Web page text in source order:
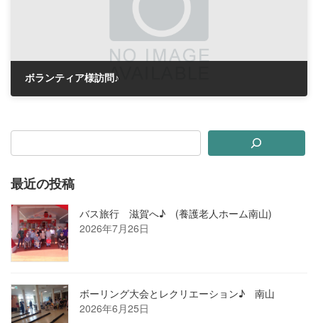
ボランティア様訪問♪
最近の投稿
バス旅行 滋賀へ♪ (養護老人ホーム南山)
2026年7月26日
ボーリング大会とレクリエーション♪ 南山
2026年6月25日